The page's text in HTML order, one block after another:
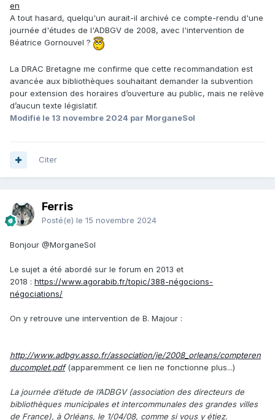
en
A tout hasard, quelqu'un aurait-il archivé ce compte-rendu d'une
journée d'études de l'ADBGV de 2008, avec l'intervention de
Béatrice Gornouvel ?
La DRAC Bretagne me confirme que cette recommandation est
avancée aux bibliothèques souhaitant demander la subvention
pour extension des horaires d’ouverture au public, mais ne relève
d’aucun texte législatif.
Modifié le 13 novembre 2024 par MorganeSol
Citer
Ferris
Posté(e) le 15 novembre 2024
Bonjour @MorganeSol
Le sujet a été abordé sur le forum en 2013 et
2018 : https://www.agorabib.fr/topic/388-négocions-
négociations/
On y retrouve une intervention de B. Majour :
http://www.adbgv.asso.fr/association/je/2008_orleans/compteren
ducomplet.pdf (apparemment ce lien ne fonctionne plus...)
La journée d’étude de l’ADBGV (association des directeurs de
bibliothèques municipales et intercommunales des grandes villes
de France), à Orléans, le 1/04/08, comme si vous y étiez.